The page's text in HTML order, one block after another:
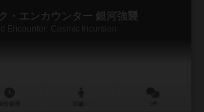
・エンカウンター 銀河強襲
Encounter: Cosmic Incursion